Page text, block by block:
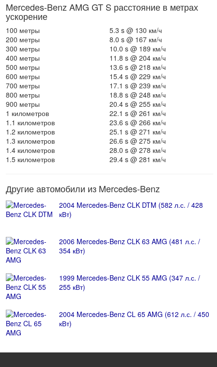
Mercedes-Benz AMG GT S расстояние в метрах
ускорение
100 метры
5.3 s @ 130 км/ч
200 метры
8.0 s @ 167 км/ч
300 метры
10.0 s @ 189 км/ч
400 метры
11.8 s @ 204 км/ч
500 метры
13.6 s @ 218 км/ч
600 метры
15.4 s @ 229 км/ч
700 метры
17.1 s @ 239 км/ч
800 метры
18.8 s @ 248 км/ч
900 метры
20.4 s @ 255 км/ч
1 километров
22.1 s @ 261 км/ч
1.1 километров
23.6 s @ 266 км/ч
1.2 километров
25.1 s @ 271 км/ч
1.3 километров
26.6 s @ 275 км/ч
1.4 километров
28.0 s @ 278 км/ч
1.5 километров
29.4 s @ 281 км/ч
Другие автомобили из Mercedes-Benz
2004 Mercedes-Benz CLK DTM (582 л.с. / 428
кВт)
2006 Mercedes-Benz CLK 63 AMG (481 л.с. /
354 кВт)
1999 Mercedes-Benz CLK 55 AMG (347 л.с. /
255 кВт)
2004 Mercedes-Benz CL 65 AMG (612 л.с. / 450
кВт)